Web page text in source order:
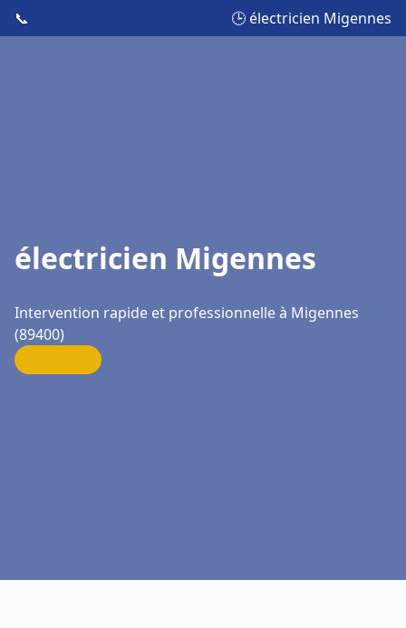
📞 🕒 électricien Migennes
électricien Migennes
Intervention rapide et professionnelle à Migennes
(89400)